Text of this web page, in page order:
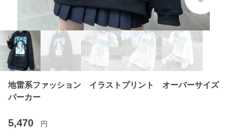
地雷系ファッション イラストプリント オーバーサイズ
パーカー
5,470 円